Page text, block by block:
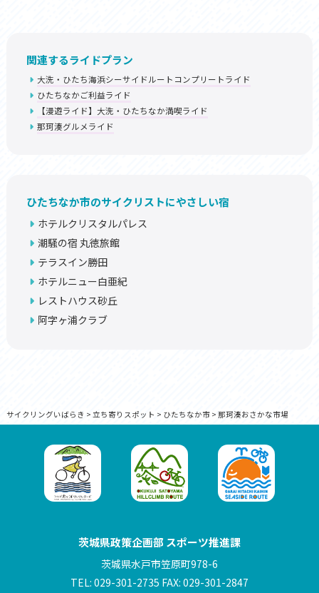
関連するライドプラン
大洗・ひたち海浜シーサイドルートコンプリートライド
ひたちなかご利益ライド
【漫遊ライド】大洗・ひたちなか満喫ライド
那珂湊グルメライド
ひたちなか市のサイクリストにやさしい宿
ホテルクリスタルパレス
潮騒の宿 丸徳旅館
テラスイン勝田
ホテルニュー白亜紀
レストハウス砂丘
阿字ヶ浦クラブ
サイクリングいばらき > 立ち寄りスポット > ひたちなか市> 那珂湊おさかな市場
茨城県政策企画部 スポーツ推進課
茨城県水戸市笠原町978-6
TEL: 029-301-2735 FAX: 029-301-2847